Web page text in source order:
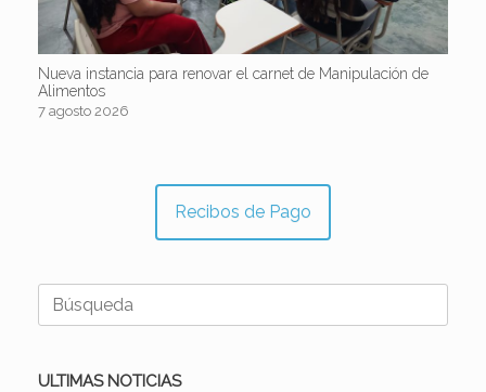
Nueva instancia para renovar el carnet de Manipulación de
Alimentos
7 agosto 2026
Recibos de Pago
Buscar:
ULTIMAS NOTICIAS